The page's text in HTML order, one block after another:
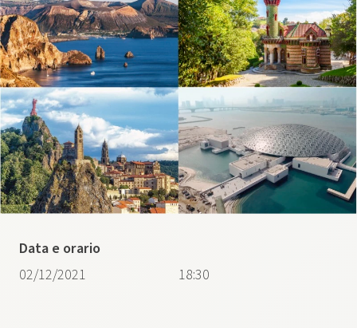
Data e orario
02/12/2021
18:30